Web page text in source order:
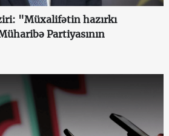
"Müxalifətin hazırkı
Partiyasının